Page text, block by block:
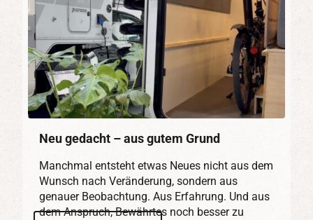
Neu gedacht – aus gutem Grund
Manchmal entsteht etwas Neues nicht aus dem
Wunsch nach Veränderung, sondern aus
genauer Beobachtung. Aus Erfahrung. Und aus
dem Anspruch, Bewährtes noch besser zu